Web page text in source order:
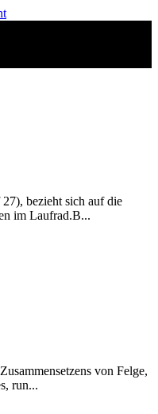
bezieht sich auf die
im Laufrad.B...
von Felge,
run...